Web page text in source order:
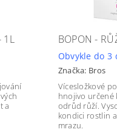
1L
a
BOPON -
Obvykle do 3
Značka: Bros
Vícesložkové
hnojivo určené
odrůd růží.
kondici rostlin
mrazu.